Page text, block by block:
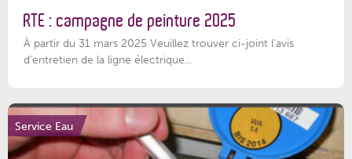
RTE : campagne de peinture 2025
À partir du 31 mars 2025 Veuillez trouver ci-joint l'avis
d'entretien de la ligne électrique...
Service Eau